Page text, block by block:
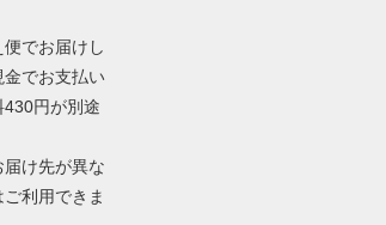
でお届けし
金でお支払い
430円が別途
け先が異な
利用できま